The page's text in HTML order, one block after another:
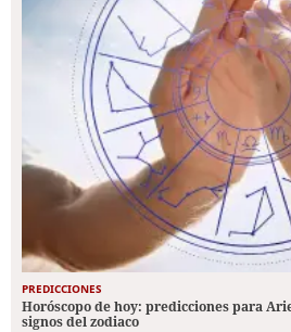
PREDICCIONES
Horóscopo de hoy: predicciones para
signos del zodiaco